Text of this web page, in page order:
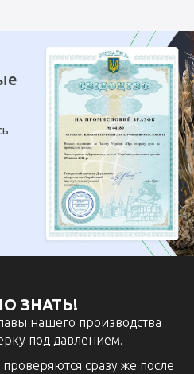
ЗНАТЬ!
нашего производства
под давлением.
сразу же после